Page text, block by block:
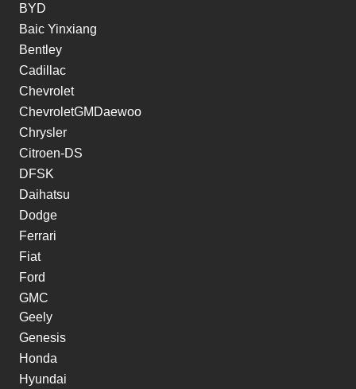
BYD
Baic Yinxiang
Bentley
Cadillac
Chevrolet
ChevroletGMDaewoo
Chrysler
Citroen-DS
DFSK
Daihatsu
Dodge
Ferrari
Fiat
Ford
GMC
Geely
Genesis
Honda
Hyundai